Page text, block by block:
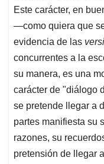
Este carácter, en
—como quiera que
evidencia de las
concurrentes a la
su manera, es una
carácter de "diálogo
se pretende llegar a
partes manifiesta su
razones, su
pretensión de llegar